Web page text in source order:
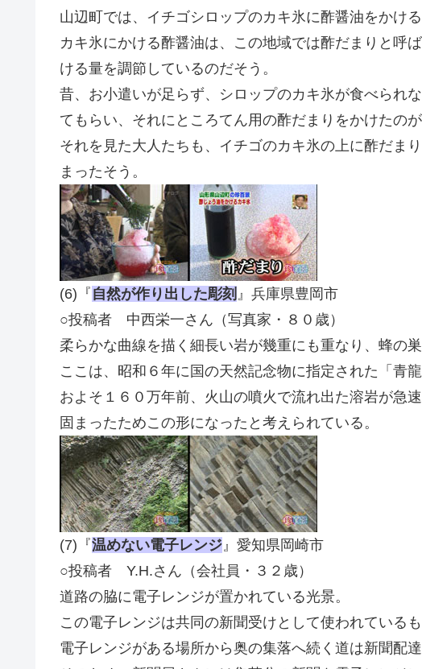
山辺町では、イチゴシロップのカキ氷に酢醤油をかけ
カキ氷にかける酢醤油は、この地域では酢だまりと呼
ける量を調節しているのだそう。
昔、お小遣いが足らず、シロップのカキ氷が食べられ
てもらい、それにところてん用の酢だまりをかけたのが
それを見た大人たちも、イチゴのカキ氷の上に酢だま
まったそう。
(6)『 自然が作り出した彫刻 』兵庫県豊岡市
○投稿者 中西栄一さん（写真家・８０歳）
柔らかな曲線を描く細長い岩が幾重にも重なり、蜂の
ここは、昭和６年に国の天然記念物に指定された「青龍
およそ１６０万年前、火山の噴火で流れ出た溶岩が急
固まったためこの形になったと考えられている。
(7)『温めない電子レンジ 』愛知県岡崎市
○投稿者 Y.H.さん（会社員・３２歳）
道路の脇に電子レンジが置かれている光景。
この電子レンジは共同の新聞受けとして使われているも
電子レンジがある場所から奥の集落へ続く道は新聞配